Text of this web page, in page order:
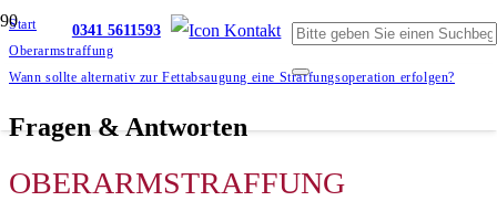
0341 5611593
Start
Oberarmstraffung
Wann sollte alternativ zur Fettabsaugung eine Straffungsoperation erfolgen?
Fragen & Antworten
OBERARMSTRAFFUNG